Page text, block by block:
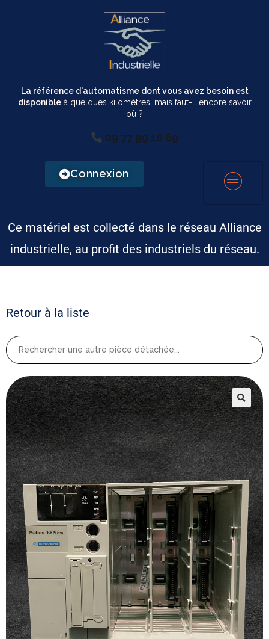
La référence d'automatisme dont vous avez besoin est
disponibleà quelques kilomètres, mais faut-il encore savoir
où ?
09 77 99 16 69
Connexion
Ce matériel est collecté dans le réseau Alliance
industrielle, au profit des industriels du réseau.
Retour à la liste